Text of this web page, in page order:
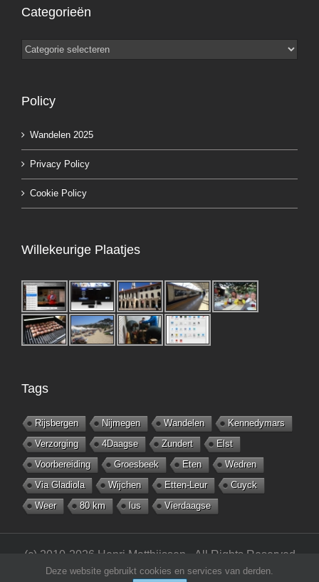
Categorieën
Categorieën
Policy
Wandelen 2025
Privacy Policy
Cookie Policy
Willekeurige Plaatjes
Tags
Rijsbergen Nijmegen Wandelen
Kennedymars
Verzorging
4Daagse Zundert
Elst
Voorbereiding
Groesbeek Eten
Wedren
Via Gladiola
Wijchen Etten-Leur
Cuyck
Weer
80 km lus Vierdaagse
(c) 2010-2026 Henri Matthijssen - All Rights Reserved
-matthijsseninfo.nl
Deze website gebruikt cookies en services van derden.